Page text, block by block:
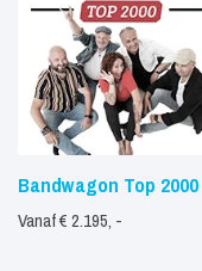
Bandwagon Top 2000
Vanaf € 2.195, -